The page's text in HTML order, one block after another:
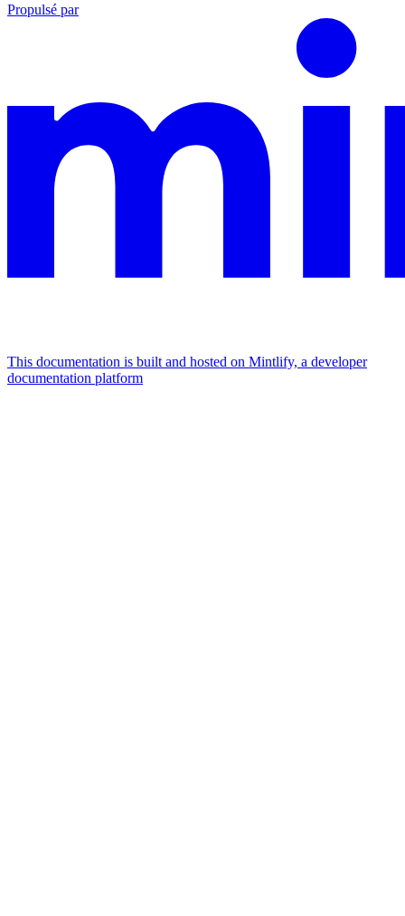
Propulsé par
This documentation is built and hosted on Mintlify, a developer
documentation platform